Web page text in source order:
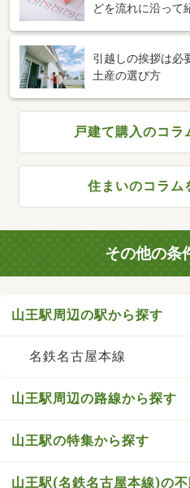
どを流れに沿って
引越しの挨拶は必
土産の選び方
戸建て購入のコラ
住まいのコラム
その他の条
山王駅周辺の駅から探す
名鉄名古屋本線
山王駅周辺の路線から探す
山王駅の特集から探す
山王駅(名鉄名古屋本線)の